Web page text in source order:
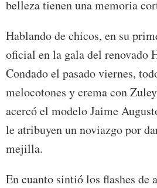
belleza tienen una memoria
Hablando de chicos, en su
oficial en la gala del renovado
Condado el pasado viernes,
melocotones y crema con
acercó el modelo Jaime
le atribuyen un noviazgo por
mejilla.
En cuanto sintió los flashes de